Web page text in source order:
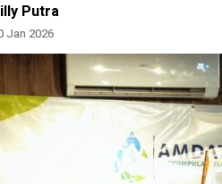
Putra
Jan 2026